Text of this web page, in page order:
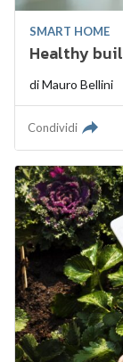
SMART HOME
Healthy
diMauro Bellini
Condividi